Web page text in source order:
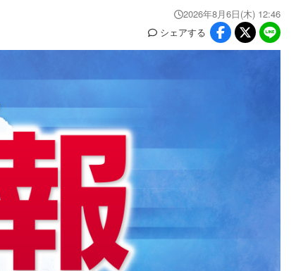
2026年8月6日(木) 12:46
シェアする